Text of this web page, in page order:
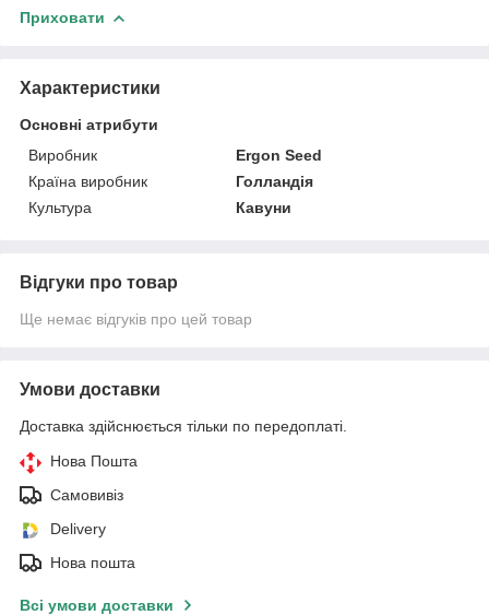
Приховати
Характеристики
Основні атрибути
Виробник
Ergon Seed
Країна виробник
Голландія
Культура
Кавуни
Відгуки про товар
Ще немає відгуків про цей товар
Умови доставки
Доставка здійснюється тільки по передоплаті.
Нова Пошта
Самовивіз
Delivery
Нова пошта
Всі умови доставки